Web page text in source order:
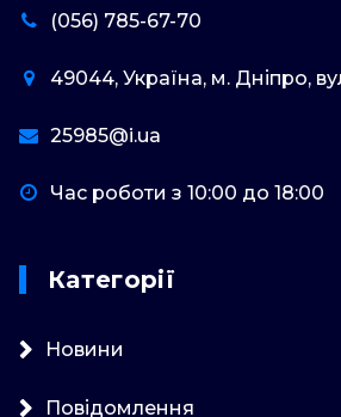
(056) 785-67-70
49044, Україна, м. Дніпро,
25985@i.ua
Час роботи з 10:00 до 18:00
Категорії
Новини
Повідомлення